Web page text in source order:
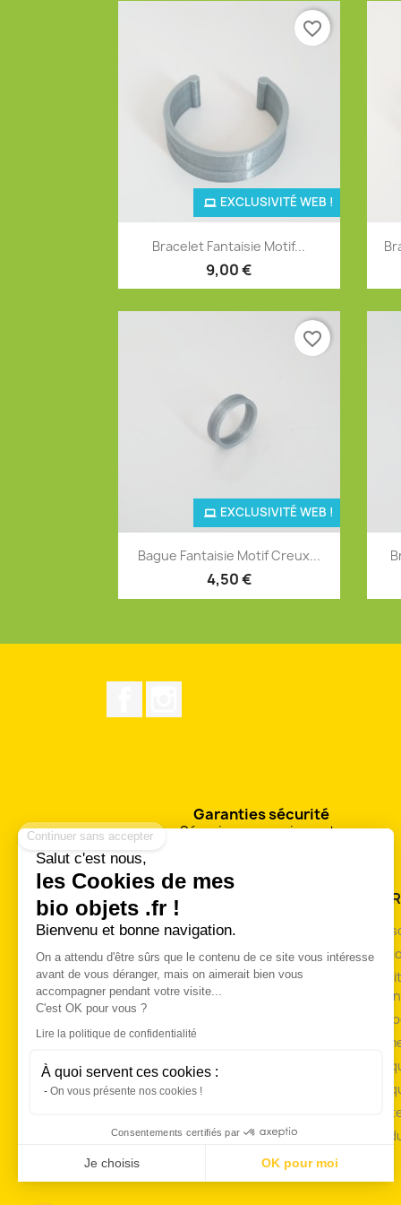
Aperçu rapide
Bracelet Fantaisie Motif...
9,00 €
EXCLUSIVITÉ WEB !
favorite_border
Aperçu rapide
Bague Fantaisie Motif Creux...
4,50 €
EXCLUSIVITÉ WEB !
favorite_border
Garanties sécurité
Sécurisez vos paiements
PRODUITS
Quelle taille pour mes bio bijoux?
Matières de base
Concept bracelet duo
Remises commerciales
Meilleures ventes
de
A
Plan
Salut c'est nous,
les Cookies de mes
bio objets .fr !
Bienvenu et bonne navigation.
On a attendu d'être sûrs que le contenu de ce site vous intéresse
avant de vous déranger, mais on aimerait bien vous
accompagner pendant votre visite...
C'est OK pour vous ?
Lire la politique de confidentialité
À quoi servent ces cookies :
On vous présente nos cookies !
Consentements certifiés par
Je choisis OK pour moi